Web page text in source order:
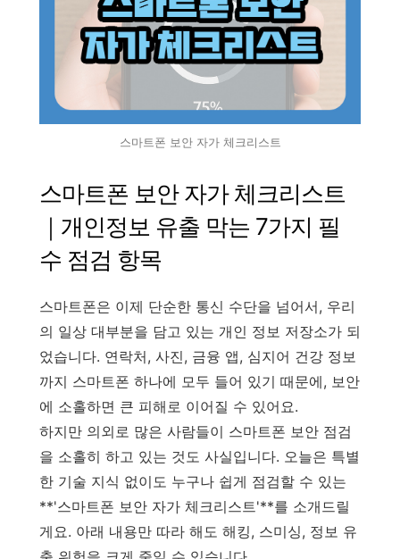
스마트폰 보안 자가 체크리스트
스마트폰 보안 자가 체크리스트
｜개인정보 유출 막는 7가지 필
수 점검 항목
스마트폰은 이제 단순한 통신 수단을 넘어서, 우리
의 일상 대부분을 담고 있는 개인 정보 저장소가 되
었습니다. 연락처, 사진, 금융 앱, 심지어 건강 정보
까지 스마트폰 하나에 모두 들어 있기 때문에, 보안
에 소홀하면 큰 피해로 이어질 수 있어요.
하지만 의외로 많은 사람들이 스마트폰 보안 점검
을 소홀히 하고 있는 것도 사실입니다. 오늘은 특별
한 기술 지식 없이도 누구나 쉽게 점검할 수 있는
**'스마트폰 보안 자가 체크리스트'**를 소개드릴
게요. 아래 내용만 따라 해도 해킹, 스미싱, 정보 유